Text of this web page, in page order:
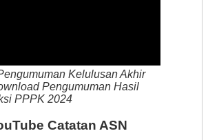
Kelulusan Akhir
Pengumuman Hasil
PPPK 2024
Catatan ASN